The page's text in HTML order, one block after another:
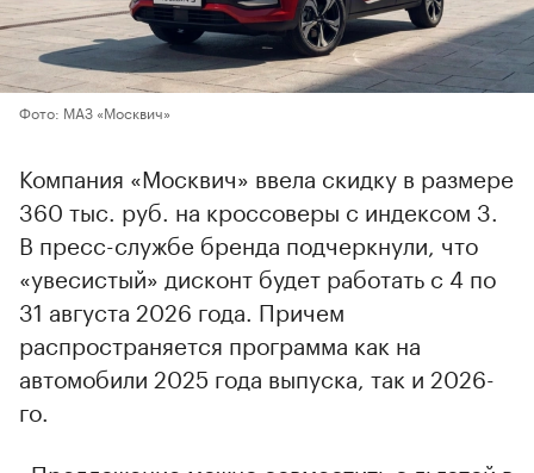
Фото: МАЗ «Москвич»
Компания «Москвич» ввела скидку в размере
360 тыс. руб. на кроссоверы с индексом 3.
В пресс-службе бренда подчеркнули, что
«увесистый» дисконт будет работать с 4 по
31 августа 2026 года. Причем
распространяется программа как на
автомобили 2025 года выпуска, так и 2026-
го.